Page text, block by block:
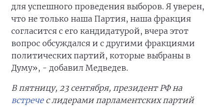
для успешного проведения выборов. Я уверен,
что не только наша Партия, наша фракция
согласится с его кандидатурой, вчера этот
вопрос обсуждался и с другими фракциями
политических партий, которые выбраны в
Думу», - добавил Медведев.
В пятницу, 23 сентября, президент РФ на
встречес лидерами парламентских партий